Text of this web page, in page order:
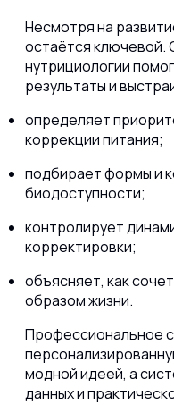
Несмотря на
остаётся ключевой.
нутрициологии
результаты и
определяет
коррекции питания;
подбирает формы и
биодоступности;
контролирует
корректировки;
объясняет, как
образом жизни.
Профессиональное
модной идеей, а
данных и